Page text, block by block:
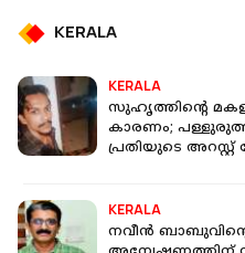
KERALA
KERALA
സുഹൃത്തിൻ്റെ
കാരണം;
പ്രതിയുടെ അറസ്റ്റ്
KERALA
നവീൻ